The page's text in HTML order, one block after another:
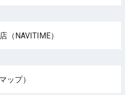
（NAVITIME）
ップ）